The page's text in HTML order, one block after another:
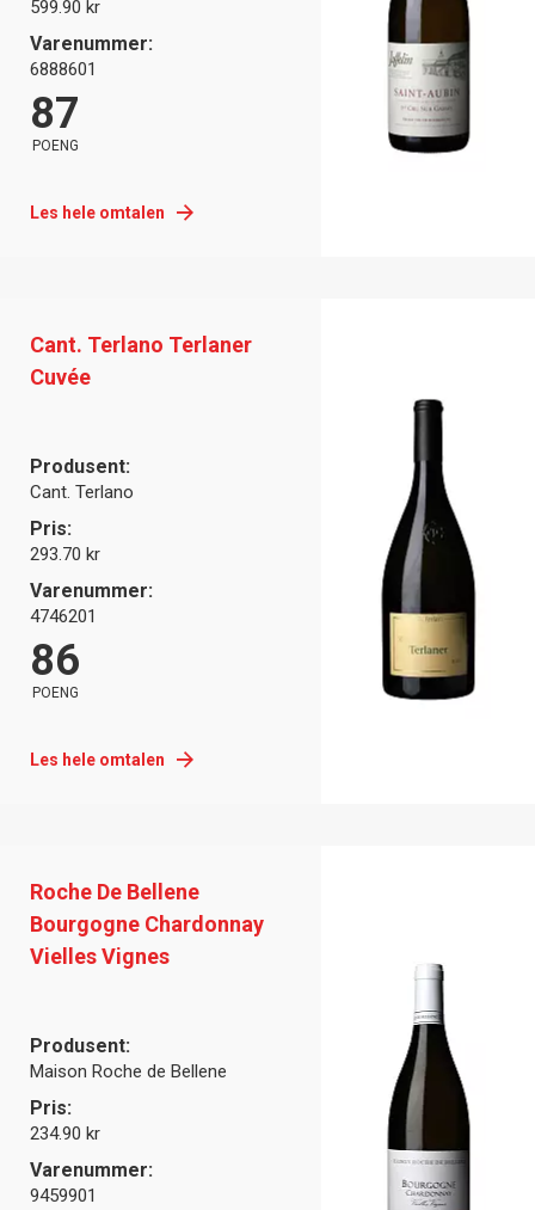
599.90 kr
Varenummer:
6888601
87
POENG
Les hele omtalen
Cant. Terlano Terlaner
Cuvée
Produsent:
Cant. Terlano
Pris:
293.70 kr
Varenummer:
4746201
86
POENG
Les hele omtalen
Roche De Bellene
Bourgogne Chardonnay
Vielles Vignes
Produsent:
Maison Roche de Bellene
Pris:
234.90 kr
Varenummer:
9459901